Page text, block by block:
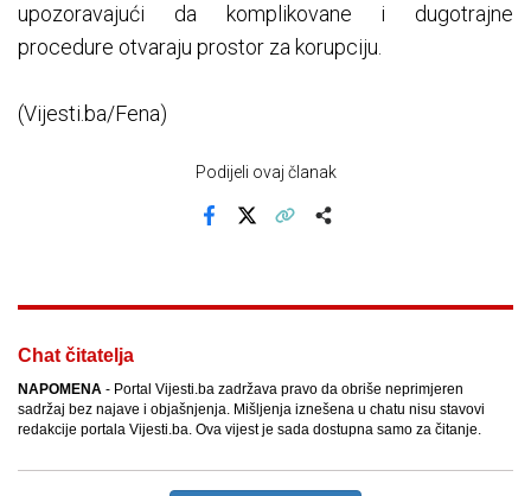
upozoravajući da komplikovane i dugotrajne
procedure otvaraju prostor za korupciju.
(Vijesti.ba/Fena)
Podijeli ovaj članak
Chat čitatelja
NAPOMENA - Portal Vijesti.ba zadržava pravo da obriše neprimjeren
sadržaj bez najave i objašnjenja. Mišljenja iznešena u chatu nisu stavovi
redakcije portala Vijesti.ba. Ova vijest je sada dostupna samo za čitanje.